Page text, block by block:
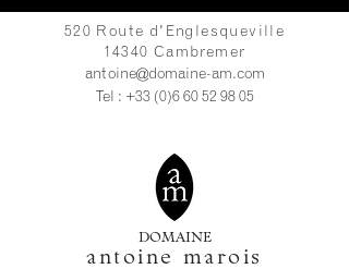
520 Route d'Englesqueville
14340 Cambremer
antoine@domaine-am.com
Tel : +33 (0)6 60 52 98 05
DOMAINE
antoine marois